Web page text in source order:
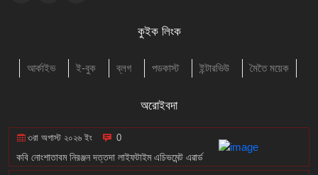
কুইক লিংক
আর্কাইভ ই-বুক ব্লগ পডকাস্ট ইন্টারভিউ মৈতৈ ময়েক
অরোইবদা
৩রা অগাস্ট ২০২৬ ইং 0
কবি নোংশাতাবম নিরঞ্জন দত্তদা লাইফটাইম এচিভমেন্ট এৱার্ড